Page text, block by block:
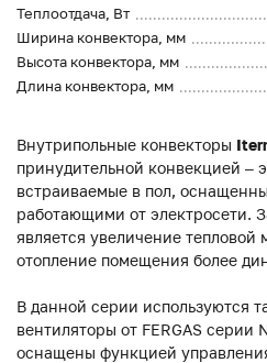
Теплоотдача, Вт
Ширина конвектора, мм
Высота конвектора, мм
Длина конвектора, мм
Внутрипольные конвекторы
принудительной конвекцией –
встраиваемые в пол,
работающими от электросети.
является увеличение тепловой
отопление помещения более
В данной серии используются
вентиляторы от FERGAS
оснащены функцией